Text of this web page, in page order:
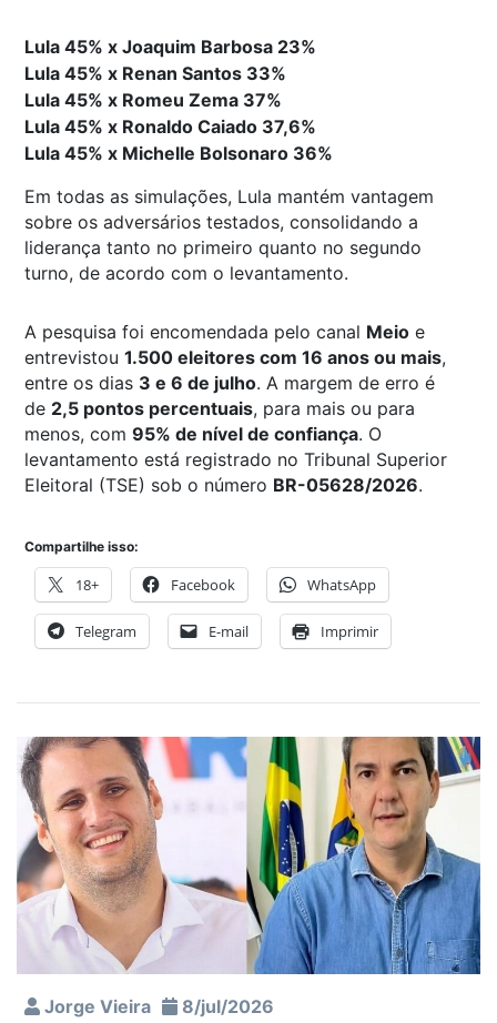
Lula 45% x Joaquim Barbosa 23%
Lula 45% x Renan Santos 33%
Lula 45% x Romeu Zema 37%
Lula 45% x Ronaldo Caiado 37,6%
Lula 45% x Michelle Bolsonaro 36%
Em todas as simulações, Lula mantém vantagem
sobre os adversários testados, consolidando a
liderança tanto no primeiro quanto no segundo
turno, de acordo com o levantamento.
A pesquisa foi encomendada pelo canal Meio e
entrevistou 1.500 eleitores com 16 anos ou mais,
entre os dias 3 e 6 de julho. A margem de erro é
de 2,5 pontos percentuais, para mais ou para
menos, com 95% de nível de confiança. O
levantamento está registrado no Tribunal Superior
Eleitoral (TSE) sob o número BR-05628/2026.
Compartilhe isso:
18+ Facebook WhatsApp
Telegram E-mail Imprimir
Jorge Vieira 8/jul/2026